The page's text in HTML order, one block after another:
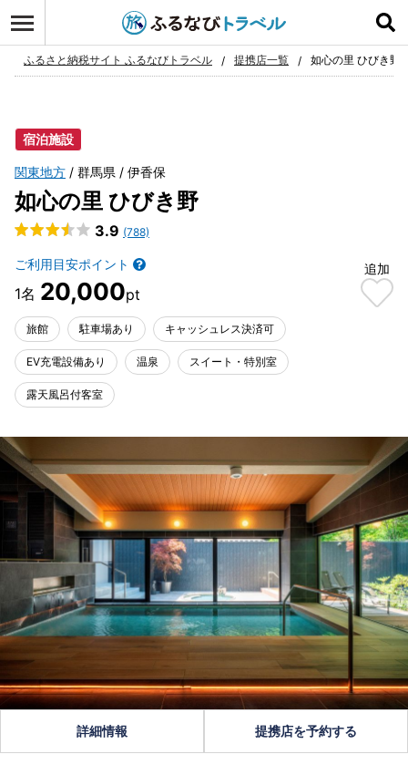
お気に入り
ふるさと納税サイト ふるなびトラベル 提携店一覧 如心の里 ひびき野
宿泊施設
関東地方 群馬県 伊香保
如心の里 ひびき野
3.9 (788)
ご利用目安ポイント
20,000
追加
旅館 駐車場あり キャッシュレス決済可
EV充電設備あり 温泉 スイート・特別室
露天風呂付客室
詳細情報 提携店を予約する